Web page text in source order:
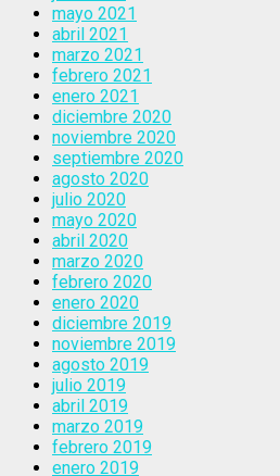
mayo 2021
abril 2021
marzo 2021
febrero 2021
enero 2021
diciembre 2020
noviembre 2020
septiembre 2020
agosto 2020
julio 2020
mayo 2020
abril 2020
marzo 2020
febrero 2020
enero 2020
diciembre 2019
noviembre 2019
agosto 2019
julio 2019
abril 2019
marzo 2019
febrero 2019
enero 2019